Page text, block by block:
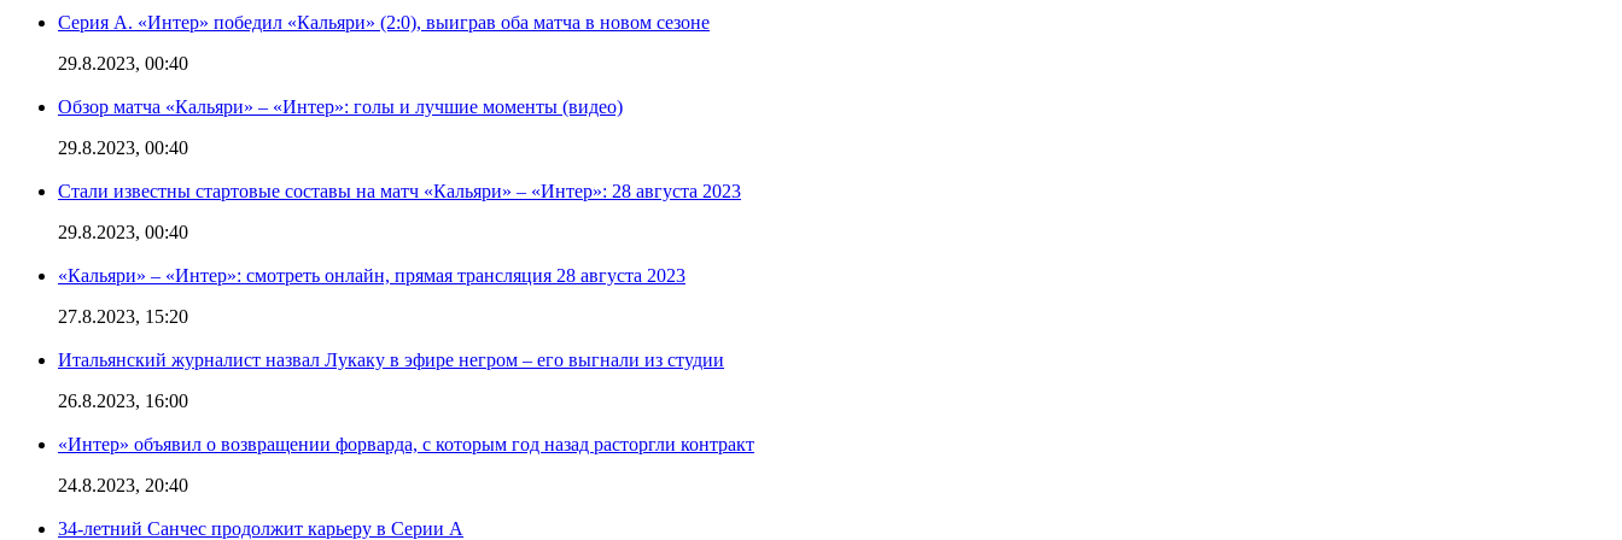
Серия А. «Интер» победил «Кальяри» (2:0), выиграв оба матча в новом сезоне
29.8.2023, 00:40
Обзор матча «Кальяри» – «Интер»: голы и лучшие моменты (видео)
29.8.2023, 00:40
Стали известны стартовые составы на матч «Кальяри» – «Интер»: 28 августа 2023
29.8.2023, 00:40
«Кальяри» – «Интер»: смотреть онлайн, прямая трансляция 28 августа 2023
27.8.2023, 15:20
Итальянский журналист назвал Лукаку в эфире негром – его выгнали из студии
26.8.2023, 16:00
«Интер» объявил о возвращении форварда, с которым год назад расторгли контракт
24.8.2023, 20:40
34-летний Санчес продолжит карьеру в Серии А